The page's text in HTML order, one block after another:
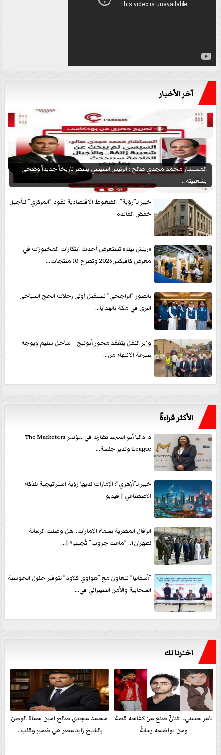
آخر الأخبار
المستشار محمد مجدي صالح : الرئيس السيسي يسطر تاريخاً جديداً وضحى
بشعبيته...
خبير لـ”رؤية”: الضغوط الاقتصادية تقود ”المركزي” لتأجيل
خفض الفائدة
«ريتش بيك» تستعرض أحدث ابتكارات المخبوزات في
معرض كافيكس2026 وتطرح 10 منتجات...
بالصور ”الراجحي” تستقبل أولى رحلات الحج السياحى
البرى في مكة بالهدايا...
وزير النقل يتفقد محور أبوتيج – ساحل سليم ويوجه
بسرعة الانتهاء من...
الأكثر قراءةً
د. داليا أبو المجد تشارك في مؤتمر The Marketers
League وتدير جلسة...
خبير لـ”أزهري”: الإمارات لديها رؤية استراتيجية للذكاء
الاصطناعي | فيديو
الرافال المصرية بسماء الإمارات.. هل وصلت الرسالة
لطهران؟.. ”ماعت جروب” تُجيب؟ |...
”أسفاليا” تتعاون مع ”هواوي كلاود” لتوفير حلول الحوسبة
السحابية والأمن السيبراني في...
اخترنا لك
تامر حسني… فنانٌ صَنَعَ من كفاحه قصةً
ومن تواضعه رسالةً
محمد مجدي صالح امين حماة الوطن
بالشيخ زايد مصر هي ضمير وقلب...